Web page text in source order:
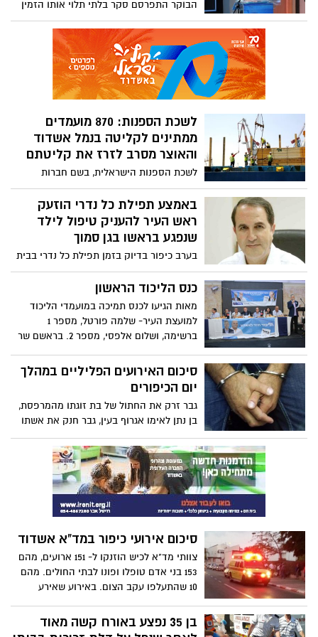
הבוקר התפרסם סקר בלתי תלוי אותו הזמין
רדיו דרום 101.5, שבוצע על ידי יוסי ודנה
("שווקים פנורמה"). הסקר צופה נצחון סוחף
ללסרי בכל קונסטלציה שהיא, בהתמודדות של
שלושת המתמודדים או בהתמודדות ראש
בראש עם מועמד יחיד מולו. על פי תוצאות
הסקר, נראה כי הקרב לראשות העיר הוכרע
שירכיבו את מועצת העיר אשדוד בחמש
השנים הקרובות
לשכת הספנות: 870 מועמדים
ממתינים לקליטה בנמל אשדוד
והאוצר מסרב לזרז את קליטתם
לשכת הספנות הישראלית, בשם חברות
הספנות הפועלות בישראל, במסר חריף
לאוצר: לא מספיקות הצהרות יפות, הגיע
הזמן לסייע לנמלים גם בהקצאת כוח אדם
החסר ברציפים מזה תקופה ארוכה
באמצע תפילת כל נדרי הוזעק
ראש העיר להעניק טיפול לילד
שנפגע בראשו בגן סמוך
בערב כיפור בדיוק בזמן תפילת כל נדרי בבית
הכנסת, נכנס ילד אל בית הכנסת בו מתפלל
ראש העיר ומספר על חברו שנפל בגן סמוך
וקיבל חבטה בראשו. ד"ר יחיאל לסרי לא
מתבלבל, יוצא במהירות למקום ומעניק לילד
טיפול עד להגעת צוות מד"א. "עשיתי מה שכל
כנס הליכוד הראשון
מאות הגיעו לכנס תמיכה במועמדי הליכוד
למועצת העיר- שלמה פורטל, מספר 1
ברשימה, ושלום אלפסי, מספר 2. בראשם שר
הכנסת מירי רגב וראש עיריית אשדוד דר'
סיכום האירועים הפליליים במהלך
יום הכיפורים
גבר זרק את החתול של בת זוגתו מהמרפסת,
בן נתן לאימו אגרוף בעין, גבר חנק את אשתו
לעיני הילדים.
סיכום אירועי כיפור במד"א אשדוד
צוותי מד"א לכיש הוזנקו ל- 151 ארועים, מהם
153 בני אדם טופלו ופונו לבתי החולים. מהם
10 שהתעלפו עקב הצום. באירוע שאירע
מגובה רב ונפצע באורח בינוני
בן 35 נפצע באורח קשה מאוד